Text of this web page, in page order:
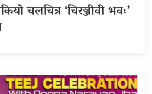
चलचित्र ‘चिरञ्जीवी भवः’